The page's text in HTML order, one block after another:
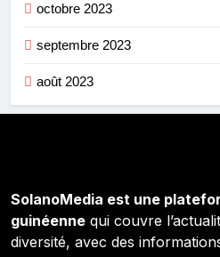
octobre 2023
septembre 2023
août 2023
SolanoMedia est une
guinéenne qui couvre
diversité, avec des